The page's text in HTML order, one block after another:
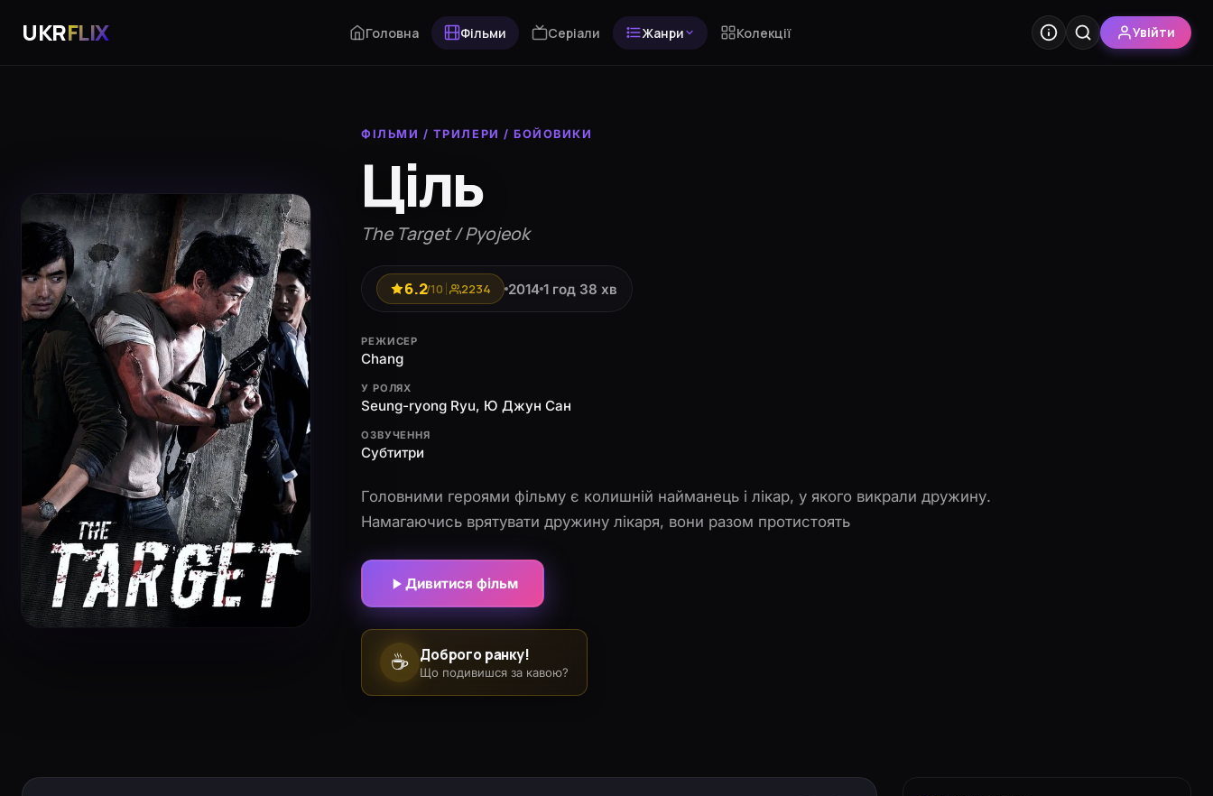
UKRFLIX Головна Фільми Серіали Жанри Колекції Увійти
ФІЛЬМИ / ТРИЛЕРИ /БОЙОВИКИ
Ціль
The Target / Pyojeok
6.2/10 2234 2014 1 год 38 хв
РЕЖИСЕР
Chang
У РОЛЯХ
Seung-ryong Ryu, Ю Джун Сан
ОЗВУЧЕННЯ
Субтитри
Головними героями фільму є колишній найманець і лікар, у якого викрали дружину.
Намагаючись врятувати дружину лікаря, вони разом протистоять
Дивитися фільм
☕ Доброго ранку!
Що подивишся за кавою?